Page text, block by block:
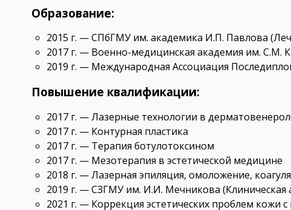
Образование:
2015 г. — СПбГМУ им. академика И.П. Павлова
2017 г. — Военно-медицинская академия им. С.М.
2019 г. — Международная Ассоциация
Повышение квалификации:
2017 г. — Лазерные технологии в
2017 г. — Контурная пластика
2017 г. — Терапия ботулотоксином
2017 г. — Мезотерапия в эстетической медицине
2018 г. — Лазерная эпиляция, омоложение,
2019 г. — СЗГМУ им. И.И. Мечникова (Клиническая
2021 г. — Коррекция эстетических проблем